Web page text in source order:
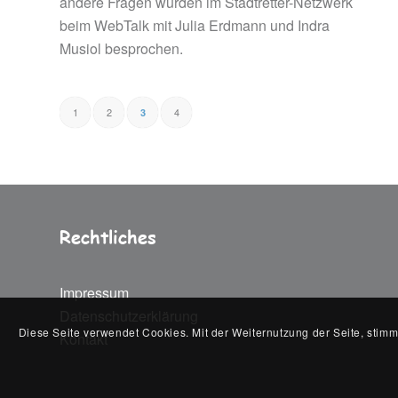
beim WebTalk mit Julia Erdmann und Indra
Musiol besprochen.
1 2 3 4
Rechtliches
Impressum
Kontakt
Diese Seite verwendet Cookies. Mit der Weiternutzung der Seite,